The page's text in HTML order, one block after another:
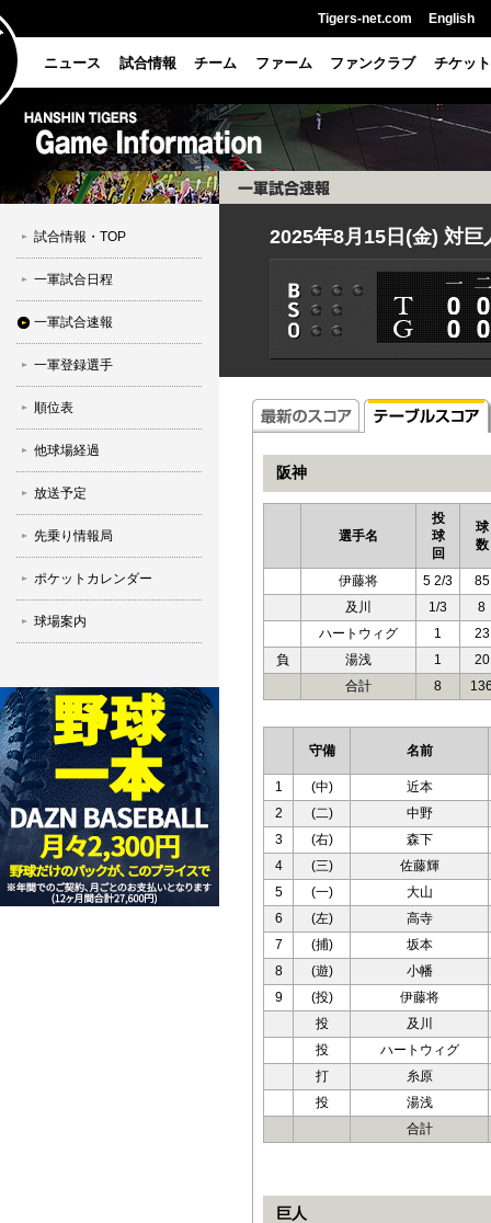
Tigers-net.com English
ニュース 試合情報 チーム ファーム ファンクラブ チケット
試合情報・TOP
一軍試合日程
一軍試合速報
一軍登録選手
順位表
他球場経過
放送予定
先乗り情報局
ポケットカレンダー
球場案内
2025年8月15日(金) 対巨
阪神
選手名
投
球
回
球
数
伊藤将 5 2/3
85
及川
1/3
8
ハートウィグ
1
23
負
湯浅 1
20
合計
8
守備 名前
1 (中)
近本
2
(二)
中野
3
(右)
森下
4
(三)
佐藤輝
5
(一)
大山
6
(左)
高寺
7
(捕)
坂本
8
(遊)
小幡
9
(投)
伊藤将
投
及川
投
ハートウィグ
打
糸原
投
湯浅
合計
巨人